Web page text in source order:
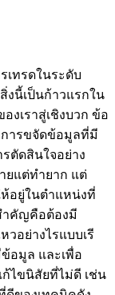
เทรดในระดับ
งนี้เป็นก้าวแรกใน
งเราสู่เชิงบวก ข้อ
การขจัดข้อมูลที่มี
ตัดสินใจอย่าง
ยแต่ทำยาก แต่
อยู่ในตำแหน่งที่
ำคัญคือต้องมี
วอย่างไรแบบเรี
อมูล และเพื่อ
ไขนิสัยที่ไม่ดี เช่น